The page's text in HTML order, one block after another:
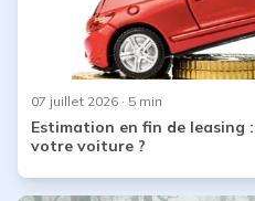
07 juillet 2026 · 5 min
Estimation en fin de
votre voiture ?